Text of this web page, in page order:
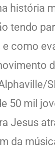
história
tendo
como
50 mil
Jesus
da